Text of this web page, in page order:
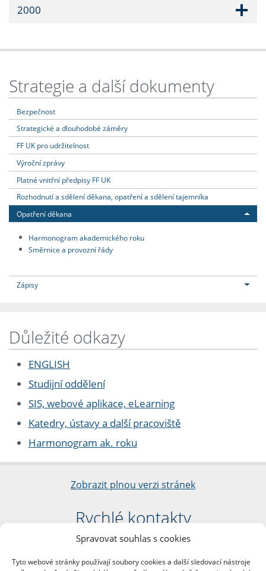
Spravovat souhlas s cookies
Tyto webové stránky používají soubory cookies a další sledovací nástroje
2000
Strategie a další dokumenty
Bezpečnost
Strategické a dlouhodobé záměry
FF UK pro udržitelnost
Výroční zprávy
Platné vnitřní předpisy FF UK
Rozhodnutí a sdělení děkana, opatření a sdělení tajemníka
Opatření děkana
Harmonogram akademického roku
Směrnice a provozní řády
Zápisy
Důležité odkazy
ENGLISH
Studijní oddělení
SIS, webové aplikace, eLearning
Katedry, ústavy a další pracoviště
Harmonogram ak. roku
Zobrazit plnou verzi stránek
Rychlé kontakty
Filozofická fakulta
nám. Jana Palacha 1/2